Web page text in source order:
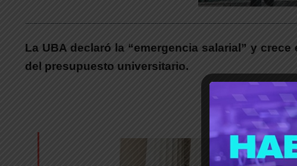
La UBA declaró la “emergencia salarial” y
del presupuesto universitario.